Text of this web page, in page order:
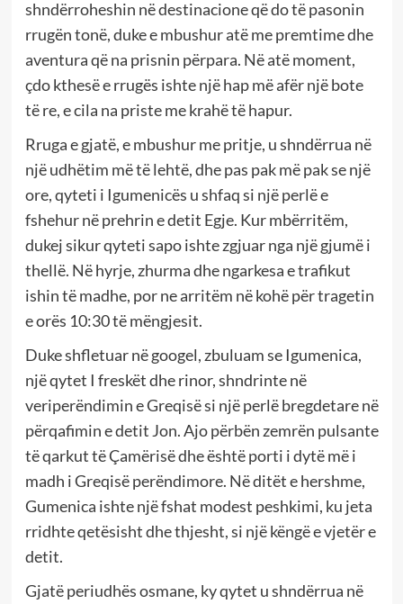
shndërroheshin në destinacione që do të pasonin
rrugën tonë, duke e mbushur atë me premtime dhe
aventura që na prisnin përpara. Në atë moment,
çdo kthesë e rrugës ishte një hap më afër një bote
të re, e cila na priste me krahë të hapur.
Rruga e gjatë, e mbushur me pritje, u shndërrua në
një udhëtim më të lehtë, dhe pas pak më pak se një
ore, qyteti i Igumenicës u shfaq si një perlë e
fshehur në prehrin e detit Egje. Kur mbërritëm,
dukej sikur qyteti sapo ishte zgjuar nga një gjumë i
thellë. Në hyrje, zhurma dhe ngarkesa e trafikut
ishin të madhe, por ne arritëm në kohë për tragetin
e orës 10:30 të mëngjesit.
Duke shfletuar në googel, zbuluam se Igumenica,
një qytet I freskët dhe rinor, shndrinte në
veriperëndimin e Greqisë si një perlë bregdetare në
përqafimin e detit Jon. Ajo përbën zemrën pulsante
të qarkut të Çamërisë dhe është porti i dytë më i
madh i Greqisë perëndimore. Në ditët e hershme,
Gumenica ishte një fshat modest peshkimi, ku jeta
rridhte qetësisht dhe thjesht, si një këngë e vjetër e
detit.
Gjatë periudhës osmane, ky qytet u shndërrua në